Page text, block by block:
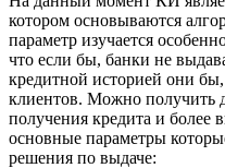
котором основываются
параметр изучается
что если бы, банки не
кредитной историей они
клиентов. Можно получить
получения кредита и более
основные параметры
решения по выдаче: